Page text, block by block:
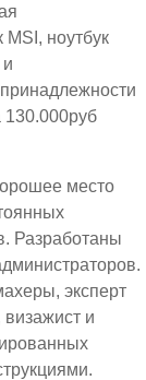
ноутбук
130.000руб
место
Разработаны
эксперт
и